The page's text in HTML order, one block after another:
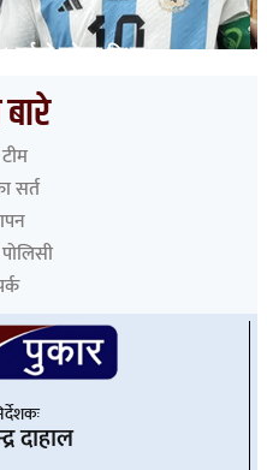
वर्षको उमेरमा निधन
बारे
टीम
सर्त
दाहाल